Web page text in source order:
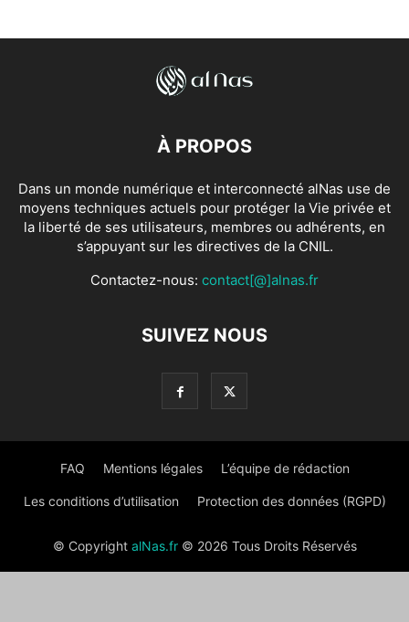
À PROPOS
Dans un monde numérique et interconnecté alNas use de
moyens techniques actuels pour protéger la Vie privée et
la liberté de ses utilisateurs, membres ou adhérents, en
s’appuyant sur les directives de la CNIL.
Contactez-nous: contact[@]alnas.fr
SUIVEZ NOUS
FAQ Mentions légales L’équipe de rédaction
Les conditions d’utilisation Protection des données (RGPD)
© Copyright alNas.fr© 2026 Tous Droits Réservés